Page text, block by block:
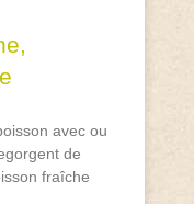
avec ou
de
fraîche